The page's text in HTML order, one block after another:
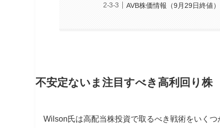
AVB株価情報（9月29日終値）
不安定ないま注目すべき高利回り株
Wilson氏は高配当株投資で取るべき戦術をいく